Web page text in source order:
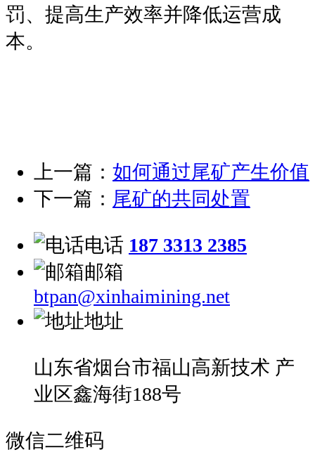
罚、提高生产效率并降低运营成
本。
上一篇： 如何通过尾矿产生价值
下一篇： 尾矿的共同处置
电话 187 3313 2385
邮箱
btpan@xinhaimining.net
地址
山东省烟台市福山高新技术 产
业区鑫海街188号
微信二维码